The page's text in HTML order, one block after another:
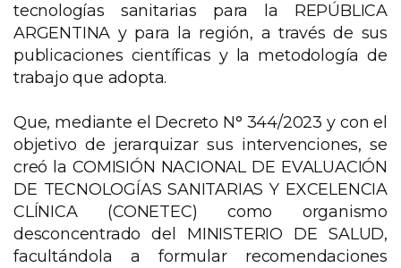
tecnologías sanitarias para la REPÚBLICA
ARGENTINA y para la región, a través de sus
publicaciones científicas y la metodología de
trabajo que adopta.
Que, mediante el Decreto N° 344/2023 y con el
objetivo de jerarquizar sus intervenciones, se
creó la COMISIÓN NACIONAL DE EVALUACIÓN
DE TECNOLOGÍAS SANITARIAS Y EXCELENCIA
CLÍNICA (CONETEC) como organismo
desconcentrado del MINISTERIO DE SALUD,
facultándola a formular recomendaciones